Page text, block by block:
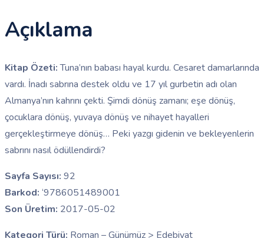
Açıklama
Kitap Özeti:Tuna’nın babası hayal kurdu. Cesaret damarlarında
vardı. İnadı sabrına destek oldu ve 17 yıl gurbetin adı olan
Almanya’nın kahrını çekti. Şimdi dönüş zamanı; eşe dönüş,
çocuklara dönüş, yuvaya dönüş ve nihayet hayalleri
gerçekleştirmeye dönüş… Peki yazgı gidenin ve bekleyenlerin
sabrını nasıl ödüllendirdi?
Sayfa Sayısı: 92
Barkod: ‘9786051489001
Son Üretim: 2017-05-02
Kategori Türü: Roman – Günümüz > Edebiyat